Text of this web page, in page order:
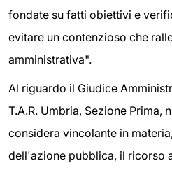
fondate su fatti obiettivi e
evitare un contenzioso che
amministrativa".
Al riguardo il Giudice
T.A.R. Umbria, Sezione Prima,
considera vincolante in
dell'azione pubblica, il ricorso